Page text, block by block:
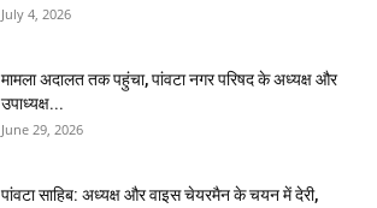
July 4, 2026
मामला अदालत तक पहुंचा, पांवटा नगर परिषद के अध्यक्ष और
उपाध्यक्ष...
June 29, 2026
पांवटा साहिब: अध्यक्ष और वाइस चेयरमैन के चयन में देरी,